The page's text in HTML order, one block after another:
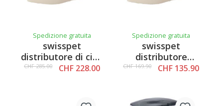
Spedizione gratuita
swisspet
distributore di cibo
i202 con
CHF 285.00 CHF 228.00
Spedizione gratuita
swisspet
distributore
automatico di cibo
CHF 169.90 CHF 135.90